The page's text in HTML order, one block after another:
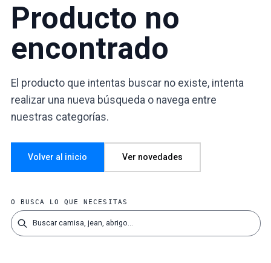
Producto no
encontrado
El producto que intentas buscar no existe, intenta
realizar una nueva búsqueda o navega entre
nuestras categorías.
Volver al inicio Ver novedades
O BUSCA LO QUE NECESITAS